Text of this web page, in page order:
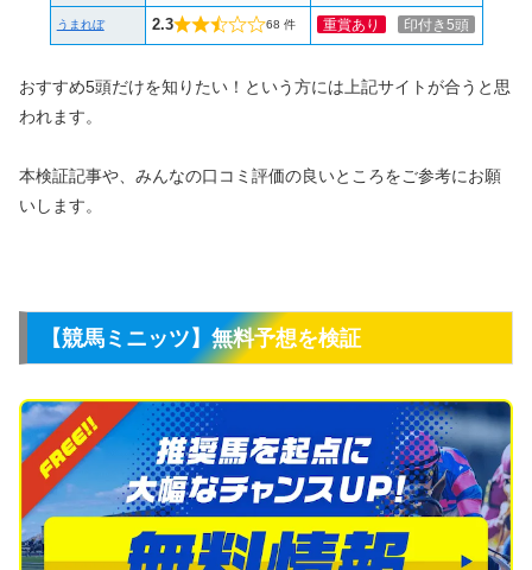
うまれぼ 2.3 68 件 重賞あり 印付き5頭
おすすめ5頭だけを知りたい！という方には上記サイトが合うと思
われます。
本検証記事や、みんなの口コミ評価の良いところをご参考にお願
いします。
【競馬ミニッツ】無料予想を検証